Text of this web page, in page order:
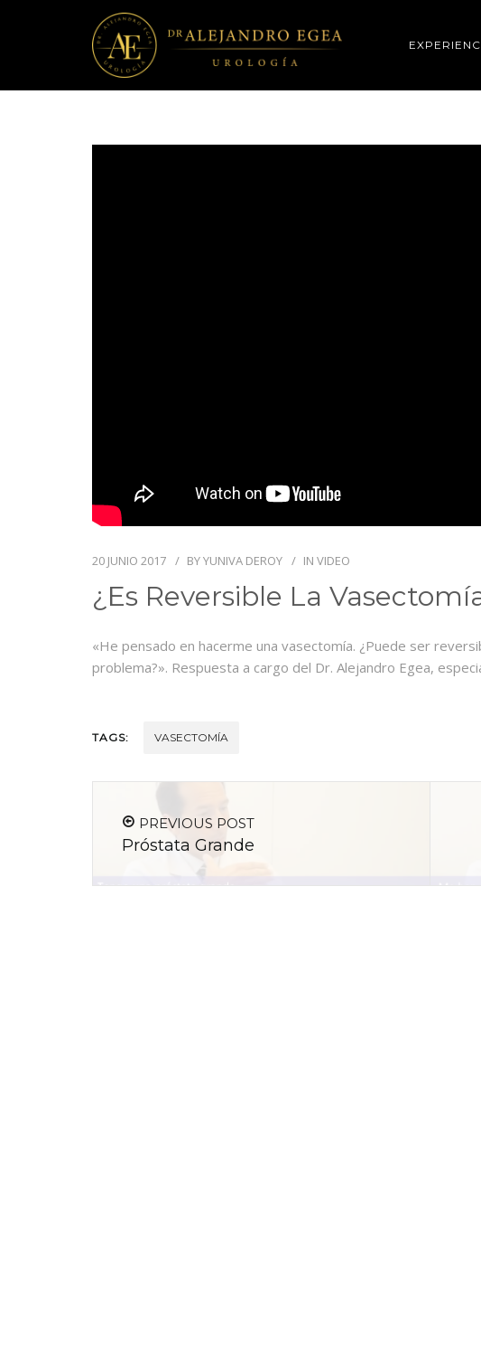
20 JUNIO 2017 BYYUNIVA DEROY IN VIDEO
¿Es Reversible La
«He pensado en hacerme una vasectomía. ¿Puede ser
problema?». Respuesta a cargo del Dr. Alejandro Egea,
TAGS: VASECTOMÍA
PREVIOUS POST
Próstata Grande